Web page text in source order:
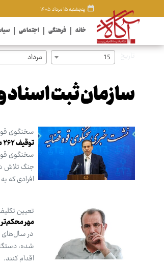
پنجشنبه ۱۵ مرداد ۱۴۰۵
خانه فرهنگی اجتماعی
15 مرداد
سازمان ثبت اسناد
سخنگوی
توقیف ۲۶۲ ملک مرتبط با وطن‌فروشان در کشور
سخنگوی
جنگ تلاش
افرادی که
تعیین
مهر محکم‌تر
شده،
اقدام کنند.